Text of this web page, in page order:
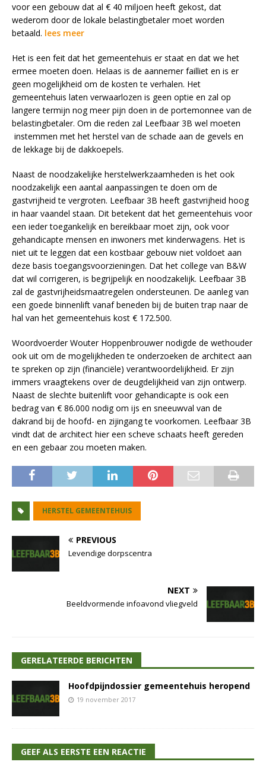
voor een gebouw dat al € 40 miljoen heeft gekost, dat
wederom door de lokale belastingbetaler moet worden
betaald. lees meer
Het is een feit dat het gemeentehuis er staat en dat we het
ermee moeten doen. Helaas is de aannemer failliet en is er
geen mogelijkheid om de kosten te verhalen. Het
gemeentehuis laten verwaarlozen is geen optie en zal op
langere termijn nog meer pijn doen in de portemonnee van de
belastingbetaler. Om die reden zal Leefbaar 3B wel moeten
instemmen met het herstel van de schade aan de gevels en
de lekkage bij de dakkoepels.
Naast de noodzakelijke herstelwerkzaamheden is het ook
noodzakelijk een aantal aanpassingen te doen om de
gastvrijheid te vergroten. Leefbaar 3B heeft gastvrijheid hoog
in haar vaandel staan. Dit betekent dat het gemeentehuis voor
een ieder toegankelijk en bereikbaar moet zijn, ook voor
gehandicapte mensen en inwoners met kinderwagens. Het is
niet uit te leggen dat een kostbaar gebouw niet voldoet aan
deze basis toegangsvoorzieningen. Dat het college van B&W
dat wil corrigeren, is begrijpelijk en noodzakelijk. Leefbaar 3B
zal de gastvrijheidsmaatregelen ondersteunen. De aanleg van
een goede binnenlift vanaf beneden bij de buiten trap naar de
hal van het gemeentehuis kost € 172.500.
Woordvoerder Wouter Hoppenbrouwer nodigde de wethouder
ook uit om de mogelijkheden te onderzoeken de architect aan
te spreken op zijn (financiële) verantwoordelijkheid. Er zijn
immers vraagtekens over de deugdelijkheid van zijn ontwerp.
Naast de slechte buitenlift voor gehandicapte is ook een
bedrag van € 86.000 nodig om ijs en sneeuwval van de
dakrand bij de hoofd- en zijingang te voorkomen. Leefbaar 3B
vindt dat de architect hier een scheve schaats heeft gereden
en een gebaar zou moeten maken.
HERSTEL GEMEENTEHUIS
PREVIOUS
Levendige dorpscentra
NEXT
Beeldvormende infoavond vliegveld
GERELATEERDE BERICHTEN
Hoofdpijndossier gemeentehuis heropend
19 november 2017
GEEF ALS EERSTE EEN REACTIE